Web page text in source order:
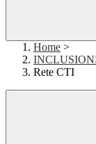
Home >
Rete CTI